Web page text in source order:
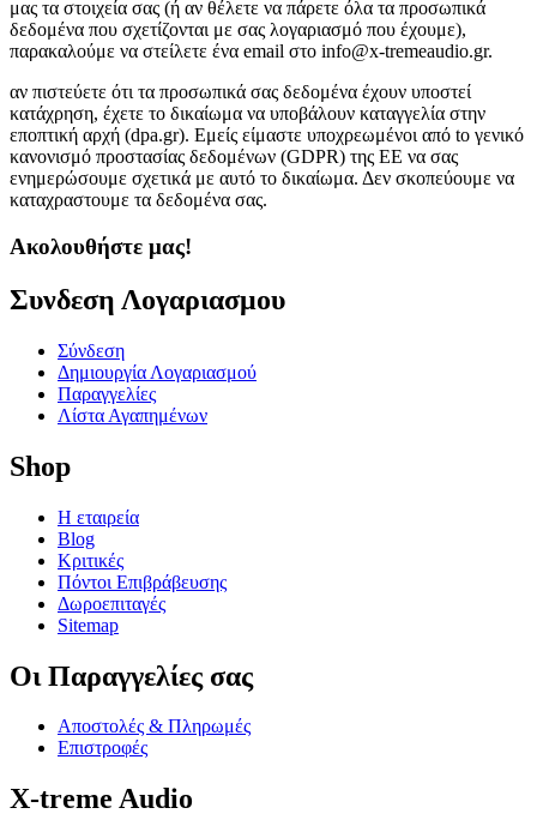
μας τα στοιχεία σας (ή αν θέλετε να πάρετε όλα τα προσωπικά
δεδομένα που σχετίζονται με σας λογαριασμό που έχουμε),
παρακαλούμε να στείλετε ένα email στο info@x-tremeaudio.gr.
αν πιστεύετε ότι τα προσωπικά σας δεδομένα έχουν υποστεί
κατάχρηση, έχετε το δικαίωμα να υποβάλουν καταγγελία στην
εποπτική αρχή (dpa.gr). Εμείς είμαστε υποχρεωμένοι από to γενικό
κανονισμό προστασίας δεδομένων (GDPR) της ΕΕ να σας
ενημερώσουμε σχετικά με αυτό το δικαίωμα. Δεν σκοπεύουμε να
καταχραστουμε τα δεδομένα σας.
Ακολουθήστε μας!
Συνδεση Λογαριασμου​
Σύνδεση
Δημιουργία Λογαριασμού
Παραγγελίες
Λίστα Αγαπημένων
Shop
Η εταιρεία
Blog
Κριτικές
Πόντοι Επιβράβευσης
Δωροεπιταγές
Sitemap
Οι Παραγγελίες​ σας
Αποστολές & Πληρωμές
Επιστροφές
X-treme Audio